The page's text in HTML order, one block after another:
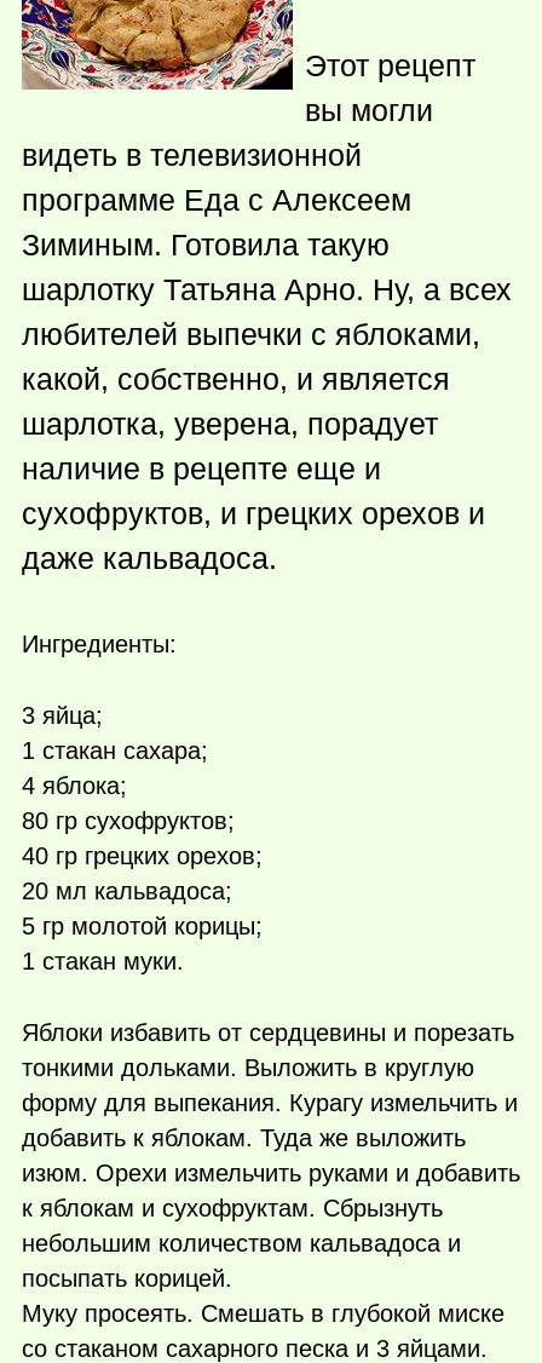
Этот рецепт
вы могли
видеть в телевизионной
программе Еда с Алексеем
Зиминым. Готовила такую
шарлотку Татьяна Арно. Ну, а всех
любителей выпечки с яблоками,
какой, собственно, и является
шарлотка, уверена, порадует
наличие в рецепте еще и
сухофруктов, и грецких орехов и
даже кальвадоса.
Ингредиенты:
3 яйца;
1 стакан сахара;
4 яблока;
80 гр сухофруктов;
40 гр грецких орехов;
20 мл кальвадоса;
5 гр молотой корицы;
1 стакан муки.
Яблоки избавить от сердцевины и порезать
тонкими дольками. Выложить в круглую
форму для выпекания. Курагу измельчить и
добавить к яблокам. Туда же выложить
изюм. Орехи измельчить руками и добавить
к яблокам и сухофруктам. Сбрызнуть
небольшим количеством кальвадоса и
посыпать корицей.
Муку просеять. Смешать в глубокой миске
со стаканом сахарного песка и 3 яйцами.